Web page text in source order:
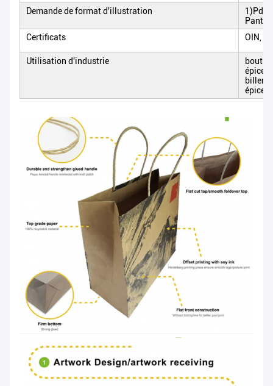
Demande de format d'illustration
1)Pdf,
Certificats
OIN,
Utilisation d'industrie